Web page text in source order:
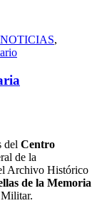
NOTICIAS,
del Centro
de la
Archivo Histórico
de la Memoria